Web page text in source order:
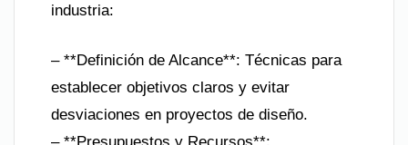
industria:
– **Definición de Alcance**: Técnicas para
establecer objetivos claros y evitar
desviaciones en proyectos de diseño.